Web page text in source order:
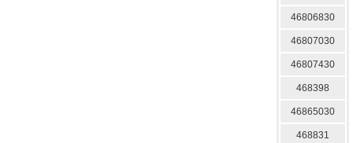
46806830
46807030
46807430
468398
46865030
468831